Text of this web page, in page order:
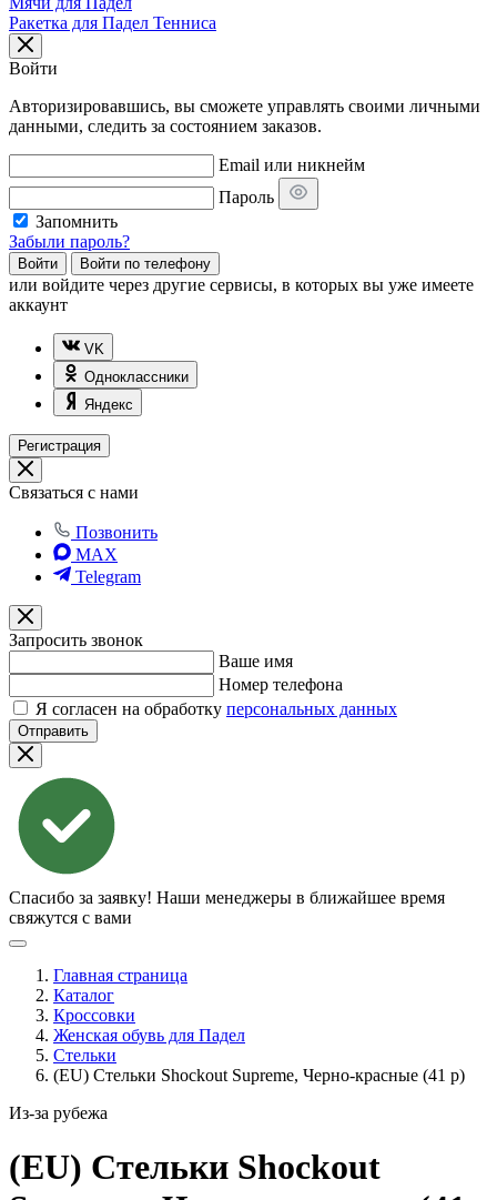
Ракетка для Падел Тенниса
Войти
Авторизировавшись, вы сможете управлять своими личными
данными, следить за состоянием заказов.
Email или никнейм
Пароль
Запомнить
Забыли пароль?
Войти Войти по телефону
или войдите через другие сервисы, в которых вы уже имеете
аккаунт
VK
Одноклассники
Яндекс
Регистрация
Связаться с нами
Позвонить
MAX
Telegram
Запросить звонок
Ваше имя
Номер телефона
Я согласен на обработку персональных данных
Отправить
Спасибо за заявку! Наши менеджеры в ближайшее время
свяжутся с вами
Главная страница
Каталог
Кроссовки
Женская обувь для Падел
Стельки
(EU) Стельки Shockout Supreme, Черно-красные (41 р)
Из-за рубежа
(EU) Стельки Shockout